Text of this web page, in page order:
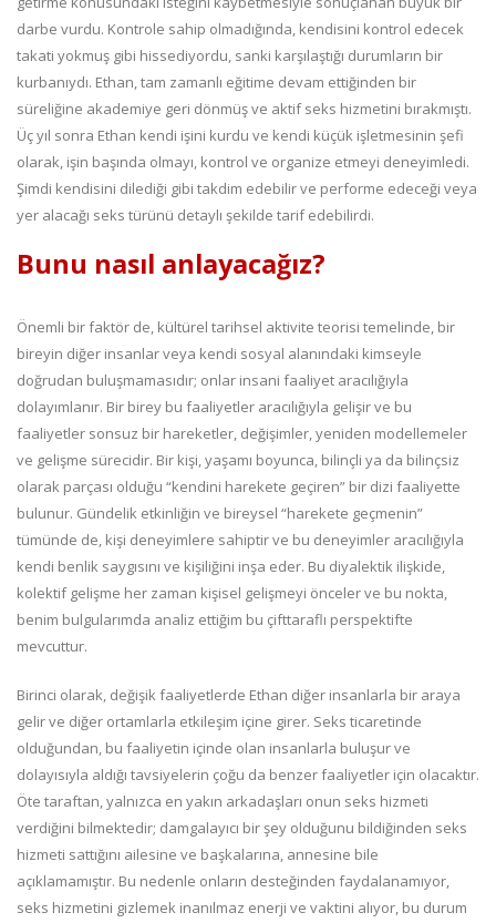
darbe vurdu. Kontrole sahip olmadığında, kendisini kontrol edecek
takati yokmuş gibi hissediyordu, sanki karşılaştığı durumların bir
kurbanıydı. Ethan, tam zamanlı eğitime devam ettiğinden bir
süreliğine akademiye geri dönmüş ve aktif seks hizmetini bırakmıştı.
Üç yıl sonra Ethan kendi işini kurdu ve kendi küçük işletmesinin şefi
olarak, işin başında olmayı, kontrol ve organize etmeyi deneyimledi.
Şimdi kendisini dilediği gibi takdim edebilir ve performe edeceği veya
yer alacağı seks türünü detaylı şekilde tarif edebilirdi.
Bunu nasıl anlayacağız?
Önemli bir faktör de, kültürel tarihsel aktivite teorisi temelinde, bir
bireyin diğer insanlar veya kendi sosyal alanındaki kimseyle
doğrudan buluşmamasıdır; onlar insani faaliyet aracılığıyla
dolayımlanır. Bir birey bu faaliyetler aracılığıyla gelişir ve bu
faaliyetler sonsuz bir hareketler, değişimler, yeniden modellemeler
ve gelişme sürecidir. Bir kişi, yaşamı boyunca, bilinçli ya da bilinçsiz
olarak parçası olduğu “kendini harekete geçiren” bir dizi faaliyette
bulunur. Gündelik etkinliğin ve bireysel “harekete geçmenin”
tümünde de, kişi deneyimlere sahiptir ve bu deneyimler aracılığıyla
kendi benlik saygısını ve kişiliğini inşa eder. Bu diyalektik ilişkide,
kolektif gelişme her zaman kişisel gelişmeyi önceler ve bu nokta,
benim bulgularımda analiz ettiğim bu çifttaraflı perspektifte
mevcuttur.
Birinci olarak, değişik faaliyetlerde Ethan diğer insanlarla bir araya
gelir ve diğer ortamlarla etkileşim içine girer. Seks ticaretinde
olduğundan, bu faaliyetin içinde olan insanlarla buluşur ve
dolayısıyla aldığı tavsiyelerin çoğu da benzer faaliyetler için olacaktır.
Öte taraftan, yalnızca en yakın arkadaşları onun seks hizmeti
verdiğini bilmektedir; damgalayıcı bir şey olduğunu bildiğinden seks
hizmeti sattığını ailesine ve başkalarına, annesine bile
açıklamamıştır. Bu nedenle onların desteğinden faydalanamıyor,
seks hizmetini gizlemek inanılmaz enerji ve vaktini alıyor, bu durum